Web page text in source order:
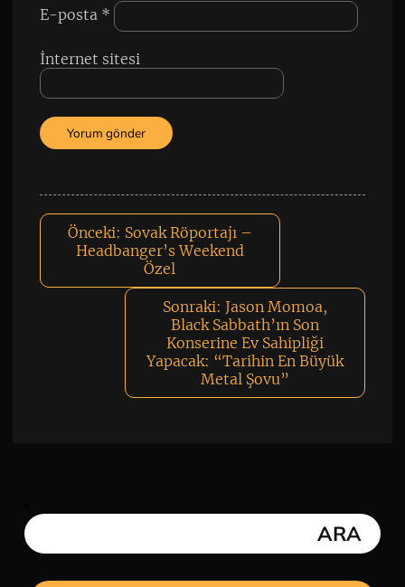
E-posta *
İnternet sitesi
Önceki: Sovak Röportajı –
Headbanger’s Weekend
Özel
Sonraki: Jason Momoa,
Black Sabbath’ın Son
Konserine Ev Sahipliği
Yapacak: “Tarihin En Büyük
Metal Şovu”